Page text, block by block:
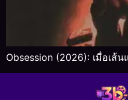
Obsession (2026): เมื่อเส้